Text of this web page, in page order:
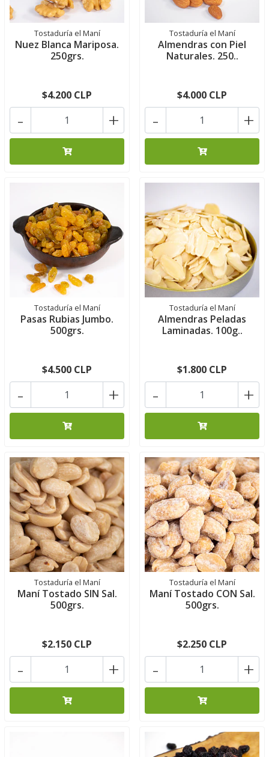
Tostaduría el Maní
Nuez Blanca Mariposa.
250grs.
$4.200 CLP
+
-
Tostaduría el Maní
Almendras con Piel
Naturales. 250..
$4.000 CLP
+
-
Tostaduría el Maní
Pasas Rubias Jumbo.
500grs.
$4.500 CLP
+
-
Tostaduría el Maní
Almendras Peladas
Laminadas. 100g..
$1.800 CLP
+
-
Tostaduría el Maní
Maní Tostado SIN Sal.
500grs.
$2.150 CLP
+
-
Tostaduría el Maní
Maní Tostado CON Sal.
500grs.
$2.250 CLP
+
-